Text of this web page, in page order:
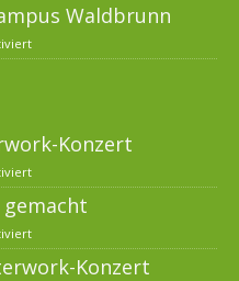
Waldbrunn
Konzert
Konzert